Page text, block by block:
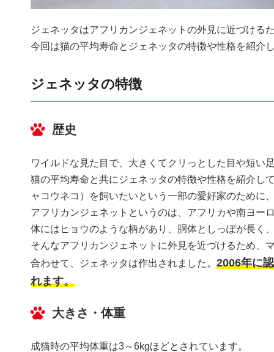
ジェネッタはアフリカンジェネットの外見に近づける
今回は猫の平均寿命とジェネッタの特徴や性格を紹介
ジェネッタの特徴
歴史
ワイルドな見た目で、大きくてクリっとした目や短い
猫の平均寿命と共にジェネッタの特徴や性格を紹介し
ャコウネコ）を飼いたいという一部の愛好家のために
アフリカンジェネットというのは、アフリカや南ヨー
体にはヒョウのような柄があり、胴体としっぽが長く
そんなアフリカンジェネットに外見を近づけるため、
合わせて、ジェネッタは作出されました。 2006年に
れます。
大きさ・体重
成猫時の平均体重は3～6kgほどとされています。